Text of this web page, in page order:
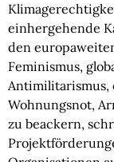
einhergehende
den
Feminismus,
Antimilitarismus,
Wohnungsnot,
zu beackern,